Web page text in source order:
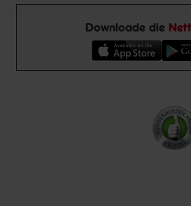
Downloade die
Unsere